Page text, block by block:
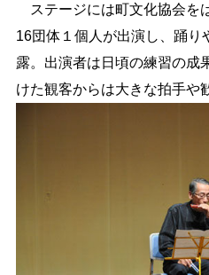
標準
色合
白 黒
閉
ステージには町文化協会を
16団体１個人が出演し、踊り
露。出演者は日頃の練習の成
けた観客からは大きな拍手や